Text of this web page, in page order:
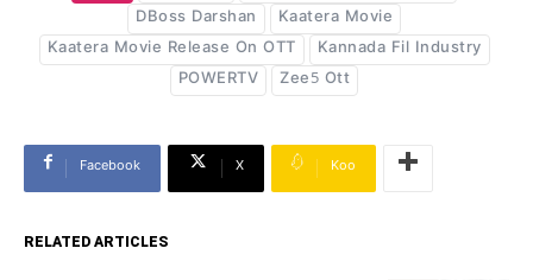
DBoss Darshan
Kaatera Movie
Kaatera Movie Release On OTT
Kannada Fil Industry
POWERTV
Zee5 Ott
Facebook X Koo
RELATED ARTICLES